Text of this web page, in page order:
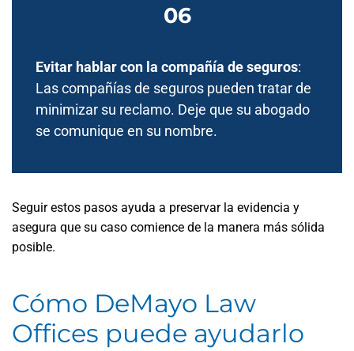
Evitar hablar con la compañía de seguros:
Las compañías de seguros pueden tratar de
minimizar su reclamo. Deje que su abogado
se comunique en su nombre.
Seguir estos pasos ayuda a preservar la evidencia y
asegura que su caso comience de la manera más sólida
posible.
Cómo DeMayo Law
Offices puede ayudarlo